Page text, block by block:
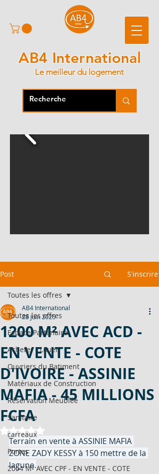
AB4 International
Le meilleur du logement
Post S'inscrire
Toutes les offres
Espace Partenaire
Acheter - Louer
Ouvriers du Batiment
Matériaux de Construction
Réservation Meublée
Sanitaire
carreaux
Portes
2054 M² AVEC CPF - EN VENTE - COTE
Toutes les offres
1200 M² AVEC ACD -
EN VENTE - COTE
D'IVOIRE - ASSINIE
MAFIA - 45 MILLIONS
FCFA
AB4 International
28 juin 2025
Noté NaN étoiles sur 5.
Terrain en vente à ASSINIE MAFIA
ZONE ZADY KESSY à 150 mettre de la
lagune.